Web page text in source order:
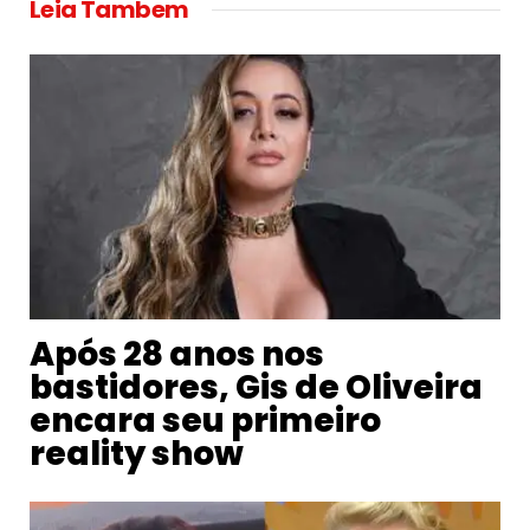
Leia Tambem
Após 28 anos nos
bastidores, Gis de Oliveira
encara seu primeiro
reality show